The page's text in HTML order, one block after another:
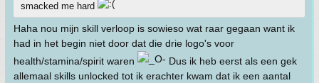
smacked me hard
Haha nou mijn skill verloop is sowieso wat raar gegaan want ik
had in het begin niet door dat die drie logo's voor
health/stamina/spirit waren
Dus ik heb eerst als een gek
allemaal skills unlocked tot ik erachter kwam dat ik een aantal